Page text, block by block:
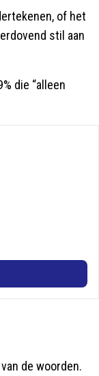
of het
stil aan
die “alleen
de woorden.